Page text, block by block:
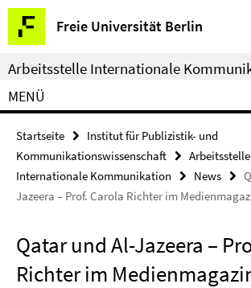
Springe
direkt
zu
Inhalt
Freie Universität Berlin
Service-
Navigation
Arbeitsstelle Internationale
MENÜ
Startseite
Institut für Publizistik- und
Kommunikationswissenschaft
Internationale Kommunikation
News
Jazeera – Prof. Carola Richter im
Qatar und Al-Jazeera –
Richter im